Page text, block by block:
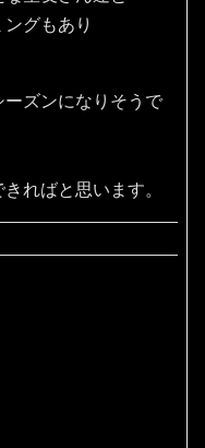
グもあり
ズンになりそうで
ればと思います。